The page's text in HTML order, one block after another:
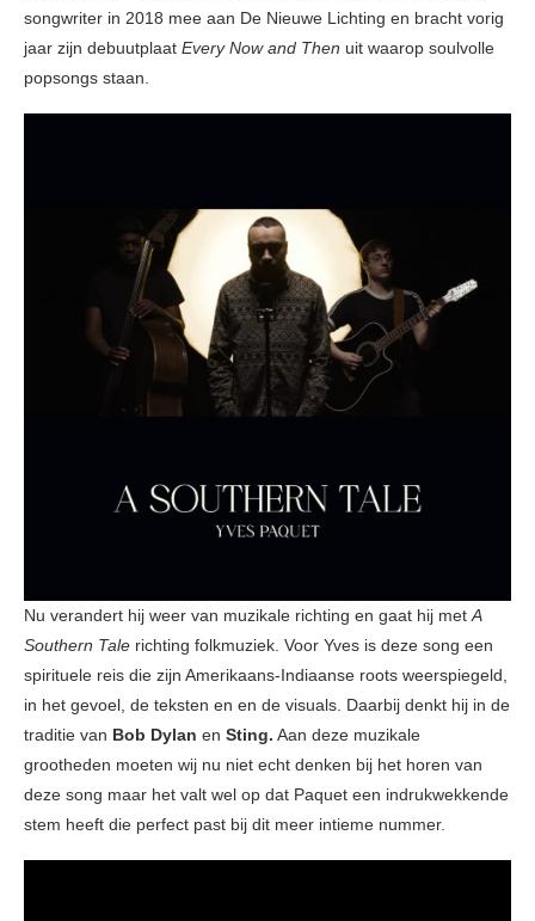
songwriter in 2018 mee aan De Nieuwe Lichting en bracht vorig
jaar zijn debuutplaat Every Now and Then uit waarop soulvolle
popsongs staan.
Nu verandert hij weer van muzikale richting en gaat hij metA
Southern Tale richting folkmuziek. Voor Yves is deze song een
spirituele reis die zijn Amerikaans-Indiaanse roots weerspiegeld,
in het gevoel, de teksten en en de visuals. Daarbij denkt hij in de
traditie van Bob Dylan en Sting. Aan deze muzikale
grootheden moeten wij nu niet echt denken bij het horen van
deze song maar het valt wel op dat Paquet een indrukwekkende
stem heeft die perfect past bij dit meer intieme nummer.